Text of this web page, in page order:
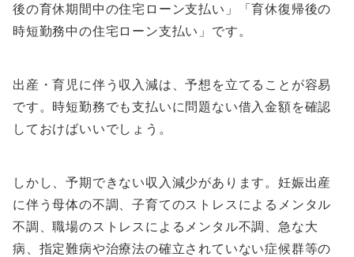
後の育休期間中の住宅ローン支払い」「育休復帰後の
時短勤務中の住宅ローン支払い」です。
出産・育児に伴う収入減は、予想を立てることが容易
です。時短勤務でも支払いに問題ない借入金額を確認
しておけばいいでしょう。
しかし、予期できない収入減少があります。妊娠出産
に伴う母体の不調、子育てのストレスによるメンタル
不調、職場のストレスによるメンタル不調、急な大
病、指定難病や治療法の確立されていない症候群等の